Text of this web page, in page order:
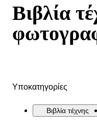
Βιβλία
Υποκατηγορίες
Βιβλία τέχνης